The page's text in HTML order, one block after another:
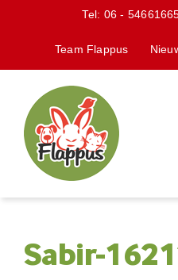
Tel: 06 -
Team Flappus
Sabir-